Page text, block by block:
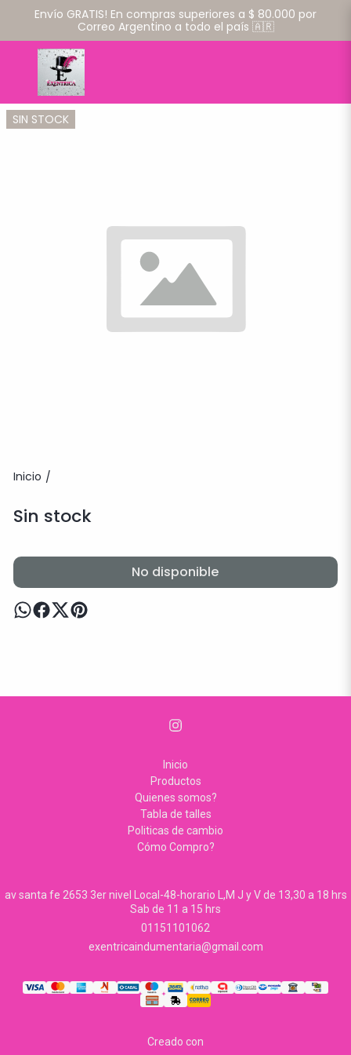
Envío GRATIS! En compras superiores a $ 80.000 por
Correo Argentino a todo el país 🇦🇷
SIN STOCK
Inicio /
Sin stock
No disponible
Inicio
Productos
Quienes somos?
Tabla de talles
Politicas de cambio
Cómo Compro?
av santa fe 2653 3er nivel Local-48-horario L,M J y V de 13,30 a 18 hrs
Sab de 11 a 15 hrs
01151101062
exentricaindumentaria@gmail.com
Creado con